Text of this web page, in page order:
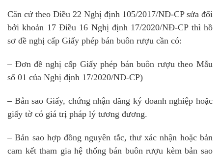
Căn cứ theo Điều 22 Nghị định 105/2017/NĐ-CP sửa đổi
bởi khoản 17 Điều 16 Nghị định 17/2020/NĐ-CP thì hồ
sơ đề nghị cấp Giấy phép bán buôn rượu cần có:
– Đơn đề nghị cấp Giấy phép bán buôn rượu theo Mẫu
số 01 của Nghị định 17/2020/NĐ-CP)
– Bản sao Giấy, chứng nhận đăng ký doanh nghiệp hoặc
giấy tờ có giá trị pháp lý tương đương.
– Bản sao hợp đồng nguyên tắc, thư xác nhận hoặc bản
cam kết tham gia hệ thống bán buôn rượu kèm bản sao